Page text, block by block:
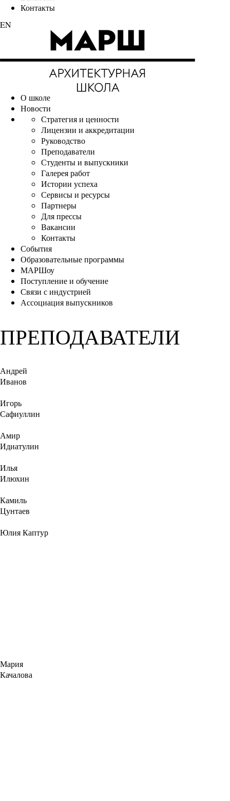
Контакты
EN
О школе
Новости
Стратегия и ценности
Лицензии и аккредитации
Руководство
Преподаватели
Студенты и выпускники
Галерея работ
Истории успеха
Сервисы и ресурсы
Партнеры
Для прессы
Вакансии
Контакты
События
Образовательные программы
МАРШоу
Поступление и обучение
Связи с индустрией
Ассоциация выпускников
ПРЕПОДАВАТЕЛИ
Андрей
Иванов
Игорь
Сафиуллин
Амир
Идиатулин
Илья
Илюхин
Камиль
Цунтаев
Юлия Каптур
Мария
Качалова